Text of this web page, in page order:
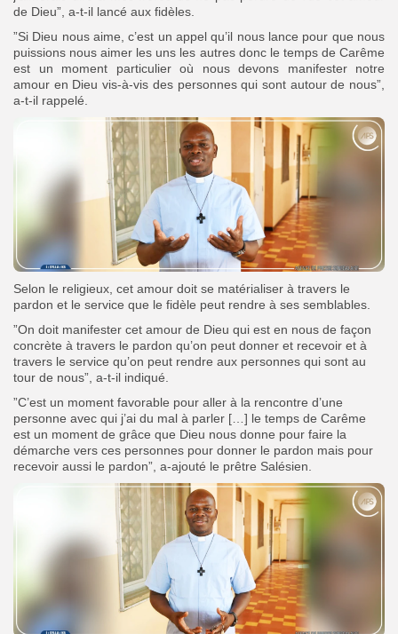
de Dieu”, a-t-il lancé aux fidèles.
”Si Dieu nous aime, c’est un appel qu’il nous lance pour que nous
puissions nous aimer les uns les autres donc le temps de Carême
est un moment particulier où nous devons manifester notre
amour en Dieu vis-à-vis des personnes qui sont autour de nous”,
a-t-il rappelé.
Selon le religieux, cet amour doit se matérialiser à travers le
pardon et le service que le fidèle peut rendre à ses semblables.
”On doit manifester cet amour de Dieu qui est en nous de façon
concrète à travers le pardon qu’on peut donner et recevoir et à
travers le service qu’on peut rendre aux personnes qui sont au
tour de nous”, a-t-il indiqué.
”C’est un moment favorable pour aller à la rencontre d’une
personne avec qui j’ai du mal à parler […] le temps de Carême
est un moment de grâce que Dieu nous donne pour faire la
démarche vers ces personnes pour donner le pardon mais pour
recevoir aussi le pardon”, a-ajouté le prêtre Salésien.